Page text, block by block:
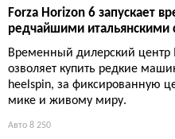
Forza Horizon 6 запускает
редчайшими итальянскими
Временный дилерский центр
озволяет купить редкие
heelspin, за фиксированную
мике и живому миру.
Авто 8 250